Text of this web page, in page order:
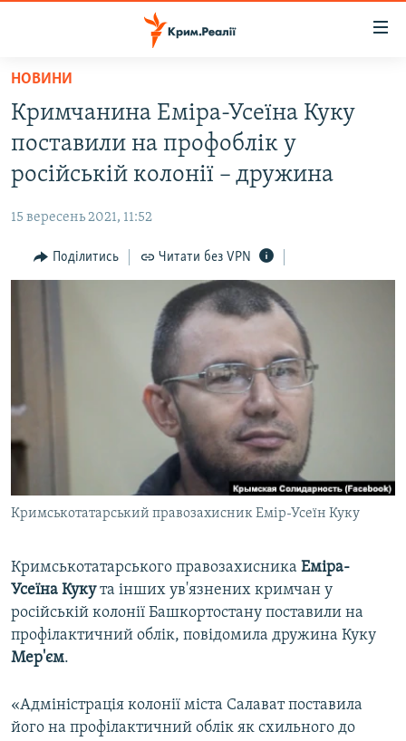
Перейти
основного
матеріалу
Перейти
до
основної
навігації
Перейти
до
ВОДА.КРИМ
ВІДЕО ТА ФОТО
БЛОГИ
ПОГЛЯД
УКРАЇНСЬКА ПРОБЛЕМА КРИМУ
ІНФОГРАФІКА
ЯК ОБІЙТИ БЛОКУВАННЯ
Русский
ДОЛУЧАЙСЯ!
Усі сайти RFE/RL
НОВИНИ
Кримчанина Еміра-Усеїна Куку
поставили на профоблік у
російській колонії – дружина
15 вересень 2021, 11:52
Поділитись Читати без VPN
Кримськотатарський правозахисник Емір-Усеїн Куку
Кримськотатарського правозахисника Еміра-
Усеїна Кукута інших ув'язнених кримчан у
російській колонії Башкортостану поставили на
профілактичний облік, повідомила дружина Куку
Мер'єм.
«Адміністрація колонії міста Салават поставила
його на профілактичний облік як схильного до